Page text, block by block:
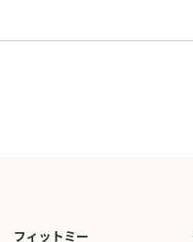
フィットミー